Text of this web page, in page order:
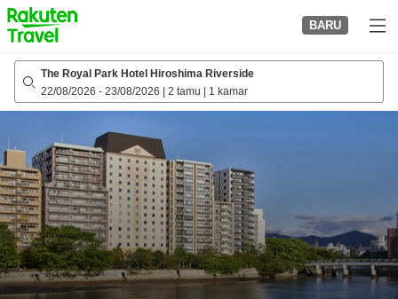
to
top
page
BARU
The Royal Park Hotel Hiroshima Riverside
22/08/2026 - 23/08/2026 2 tamu 1 kamar